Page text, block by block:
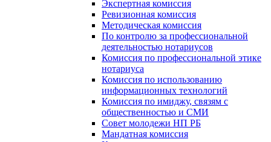
Экспертная комиссия
Ревизионная комиссия
Методическая комиссия
По контролю за профессиональной
деятельностью нотариусов
Комиссия по профессиональной этике
нотариуса
Комиссия по использованию
информационных технологий
Комиссия по имиджу, связям с
общественностью и СМИ
Совет молодежи НП РБ
Мандатная комиссия